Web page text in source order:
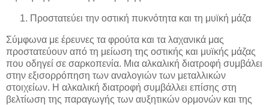
Προστατεύει την οστική πυκνότητα και τη μυϊκή μάζα
Σύμφωνα με έρευνες τα φρούτα και τα λαχανικά μας
προστατεύουν από τη μείωση της οστικής και μυϊκής μάζας
που οδηγεί σε σαρκοπενία. Μια αλκαλική διατροφή συμβάλει
στην εξισορρόπηση των αναλογιών των μεταλλικών
στοιχείων. Η αλκαλική διατροφή συμβάλλει επίσης στη
βελτίωση της παραγωγής των αυξητικών ορμονών και της